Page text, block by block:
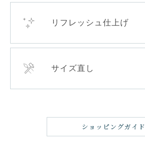
リフレッシュ仕上げ
サイズ直し
ショッピングガイド